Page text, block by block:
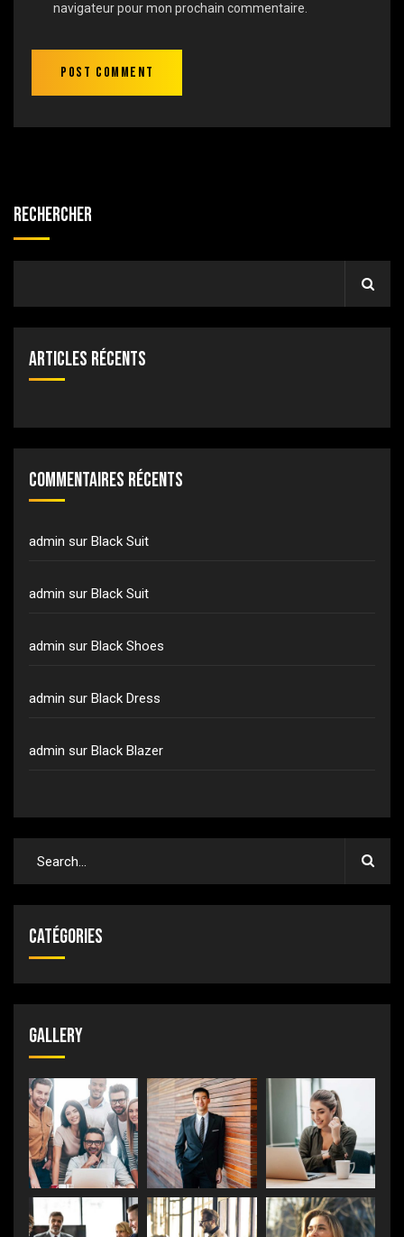
navigateur pour mon prochain commentaire.
Rechercher
Articles récents
Commentaires récents
admin sur Black Suit
admin sur Black Suit
admin sur Black Shoes
admin sur Black Dress
admin sur Black Blazer
Catégories
Gallery